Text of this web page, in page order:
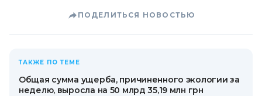
ПОДЕЛИТЬСЯ НОВОСТЬЮ
ТАКЖЕ ПО ТЕМЕ
Общая сумма ущерба, причиненного экологии за
неделю, выросла на 50 млрд 35,19 млн грн